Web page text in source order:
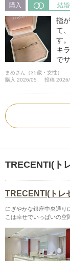
購入 結
指
て
す
キ
で
る
す。
まめさん（35歳・女性）
購入 2026/05
投稿
TRECENTI(ト
TRECENTI(トレ
にぎやかな銀座中央通り
こは幸せでいっぱいの空